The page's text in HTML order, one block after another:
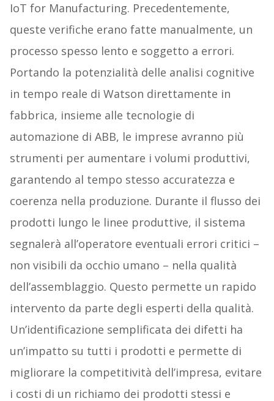
IoT for Manufacturing. Precedentemente,
queste verifiche erano fatte manualmente, un
processo spesso lento e soggetto a errori.
Portando la potenzialità delle analisi cognitive
in tempo reale di Watson direttamente in
fabbrica, insieme alle tecnologie di
automazione di ABB, le imprese avranno più
strumenti per aumentare i volumi produttivi,
garantendo al tempo stesso accuratezza e
coerenza nella produzione. Durante il flusso dei
prodotti lungo le linee produttive, il sistema
segnalerà all’operatore eventuali errori critici –
non visibili da occhio umano – nella qualità
dell’assemblaggio. Questo permette un rapido
intervento da parte degli esperti della qualità.
Un’identificazione semplificata dei difetti ha
un’impatto su tutti i prodotti e permette di
migliorare la competitività dell’impresa, evitare
i costi di un richiamo dei prodotti stessi e